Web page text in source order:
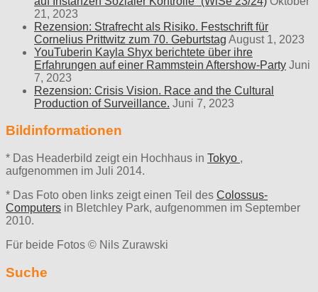
21, 2023
Rezension: Strafrecht als Risiko. Festschrift für
Cornelius Prittwitz zum 70. Geburtstag August 1, 2023
YouTuberin Kayla Shyx berichtete über ihre
Erfahrungen auf einer Rammstein Aftershow-Party Juni
7, 2023
Rezension: Crisis Vision. Race and the Cultural
Production of Surveillance. Juni 7, 2023
Bildinformationen
* Das Headerbild zeigt ein Hochhaus in Tokyo ,
aufgenommen im Juli 2014.
* Das Foto oben links zeigt einen Teil des Colossus-
Computers in Bletchley Park, aufgenommen im September
2010.
Für beide Fotos © Nils Zurawski
Suche